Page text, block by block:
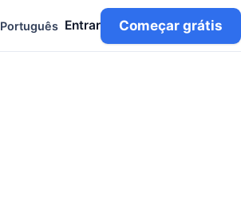
Português Entrar Começar grátis